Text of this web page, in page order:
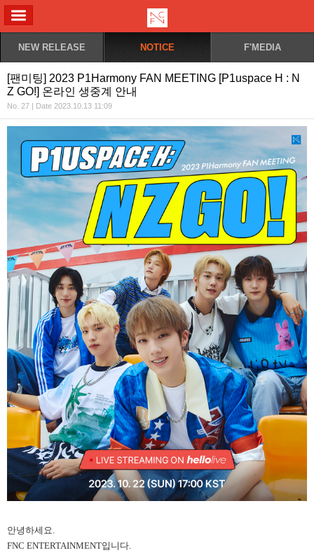
NEW RELEASE NOTICE F'MEDIA
[팬미팅] 2023 P1Harmony FAN MEETING [P1uspace H : N
Z GO!] 온라인 생중계 안내
No. 27 | Date 2023.10.13 11:09
안녕하세요.
FNC ENTERTAINMENT입니다.